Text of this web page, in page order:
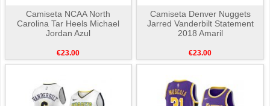
Camiseta NCAA North
Carolina Tar Heels Michael
Jordan Azul
€23.00
Camiseta Denver Nuggets
Jarred Vanderbilt Statement
2018 Amaril
€23.00